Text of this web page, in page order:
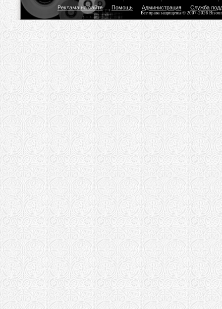
Реклама на сайте Помощь Администрация Служба
Все права защищены © 2007-2026